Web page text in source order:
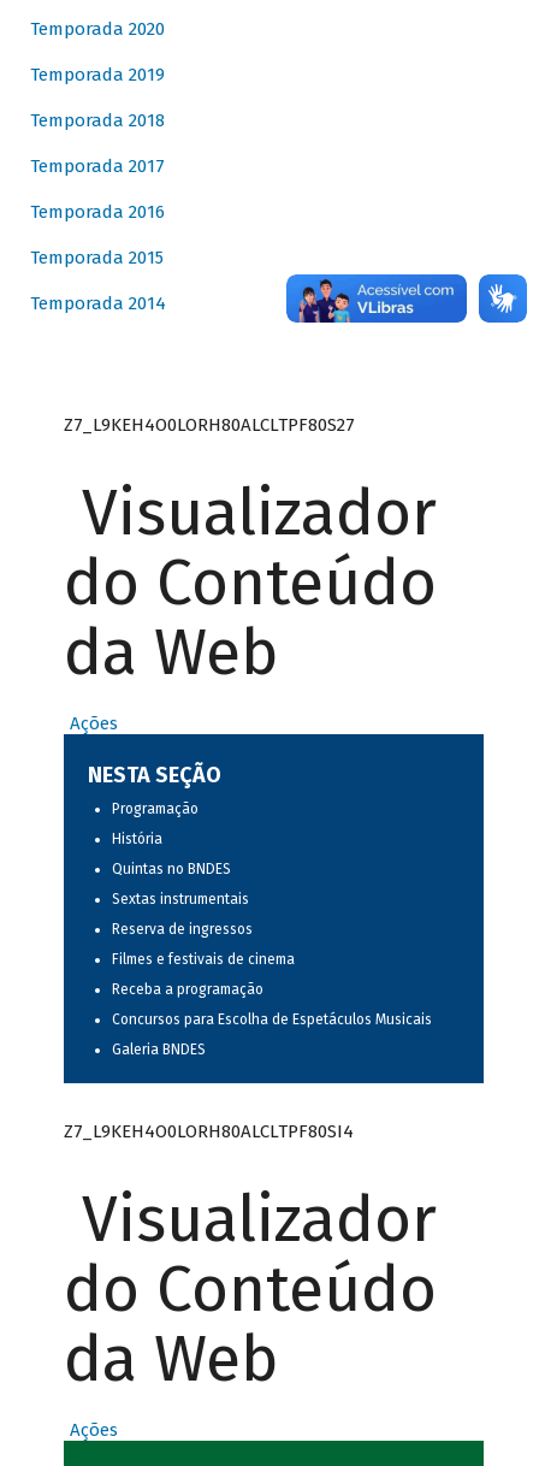
Temporada 2020
Temporada 2019
Temporada 2018
Temporada 2017
Temporada 2016
Temporada 2015
Temporada 2014
Z7_L9KEH4O0LORH80ALCLTPF80S27
Visualizador
do Conteúdo
da Web
Ações
NESTA SEÇÃO
Programação
História
Quintas no BNDES
Sextas instrumentais
Reserva de ingressos
Filmes e festivais de cinema
Receba a programação
Concursos para Escolha de Espetáculos Musicais
Galeria BNDES
Z7_L9KEH4O0LORH80ALCLTPF80SI4
Visualizador
do Conteúdo
da Web
Ações